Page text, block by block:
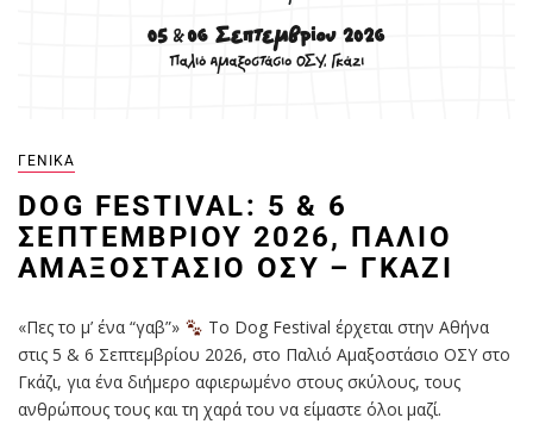
ΓΕΝΙΚΆ
DOG FESTIVAL: 5 & 6
ΣΕΠΤΕΜΒΡΊΟΥ 2026, ΠΑΛΙΌ
ΑΜΑΞΟΣΤΆΣΙΟ ΟΣΥ – ΓΚΆΖΙ
«Πες το μ’ ένα “γαβ”»
Το Dog Festival έρχεται στην Αθήνα
στις 5 & 6 Σεπτεμβρίου 2026, στο Παλιό Αμαξοστάσιο ΟΣΥ στο
Γκάζι, για ένα διήμερο αφιερωμένο στους σκύλους, τους
ανθρώπους τους και τη χαρά του να είμαστε όλοι μαζί.